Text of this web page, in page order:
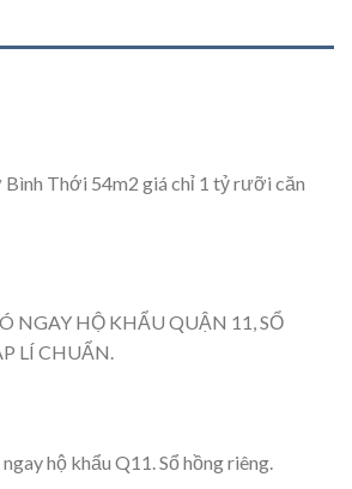
Bình Thới 54m2 giá chỉ 1 tỷ rưỡi căn
NGAY HỘ KHẨU QUẬN 11, SỔ
LÍ CHUẨN.
hộ khẩu Q11. Sổ hồng riêng.